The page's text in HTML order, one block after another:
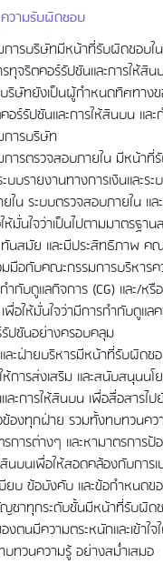
วามรับผิดชอบ
ารบริษัทมีหน้าที่รับผิดชอบใ
ทุจริตคอร์รัปชันและการให้สิ
ริษัทยังเป็นผู้กำหนดทิศทาง
อร์รัปชันและการให้สินบน และ
ารบริษัท
ารตรวจสอบภายใน มีหน้าที่
บบรายงานทางการเงินและร
ใน ระบบตรวจสอบภายใน แล
ห้มั่นใจว่าเป็นไปตามมาตรฐา
ทันสมัย และมีประสิทธิภาพ ค
มือกับคณะกรรมการบริหารค
ำกับดูแลกิจการ (CG) และ/ห
พื่อให้มั่นใจว่ามีการกำกับดูแล
ปชันอย่างครอบคลุม
ละฝ่ายบริหารมีหน้าที่รับผิดช
ห้การส่งเสริม และสนับสนุนน
ละการให้สินบน เพื่อสื่อสาร
ข้องทุกฝ่าย รวมทั้งทบทวนคว
การต่างๆ และหามาตรการ
สินบนเพื่อให้สอดคล้องกับการ
บียบ ข้อบังคับ และข้อกำหนด
ชาทุกระดับชั้นมีหน้าที่รับผิด
งตนมีความตระหนักและเข้าใ
บทวนความรู้ อย่างสม่ำเสมอ